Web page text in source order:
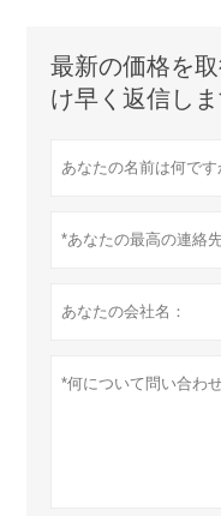
最新の価格を
け早く返信し